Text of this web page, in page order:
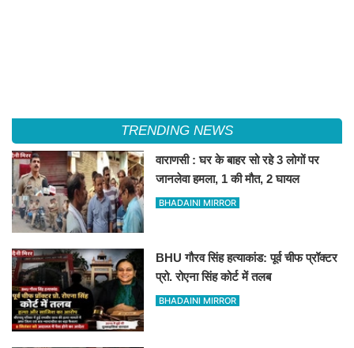
TRENDING NEWS
वाराणसी : घर के बाहर सो रहे 3 लोगों पर
जानलेवा हमला, 1 की मौत, 2 घायल
BHADAINI MIRROR
BHU गौरव सिंह हत्याकांड: पूर्व चीफ प्रॉक्टर
प्रो. रोएना सिंह कोर्ट में तलब
BHADAINI MIRROR